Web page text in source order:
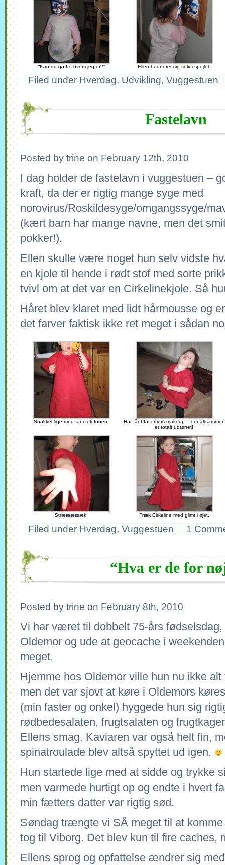
“Kan du gætte hvem jeg er?” Ellen beundrer sig selv i spejlet.
Filed under Hverdag, Udvikling, Vuggestuen
Fastelavn
Posted by trine on February 12th, 2010
I dag holder de fastelavn i vuggestuen –
kraft, da der er rigtig mange syge med
norovirus/Roskildesyge/omgangssyge/
(kært barn har mange navne, men det
pokker!).
Ellen skulle være noget hun selv vidste
en kjole til hende i rødt stof med sorte
tvivl om at det var en Cirkelinekjole. Så
Håret blev klaret med lidt hårmousse og
det farver faktisk ikke ret meget i sådan
Snakker lige med far i telefonen.
Har fået fat i mors makeup – der altsammen
er totalt udtørret!
Stræææææk! Fræk Cirkeline med glimt i øjet.
Filed under Hverdag, Vuggestuen 1
“Hva er de for
Posted by trine on February 8th, 2010
Vi har været til dobbelt 75-års
Oldemor og ude at geocache i
meget.
Hjemme hos Oldemor ville hun nu ikke
men det var sjovt at køre i Oldemors
(min faster og onkel) hyggede hun sig
rødbedesalaten, frugtsalaten og
Ellens smag. Kaviaren var også helt fin,
spinatroulade blev altså spyttet ud igen.
Hun startede lige med at sidde og trykke
men varmede hurtigt op og endte i hvert
min fætters datter var rigtig sød.
Søndag trængte vi SÅ meget til at
tog til Viborg. Det blev kun til fire caches,
Ellens sprog og opfattelse ændrer sig